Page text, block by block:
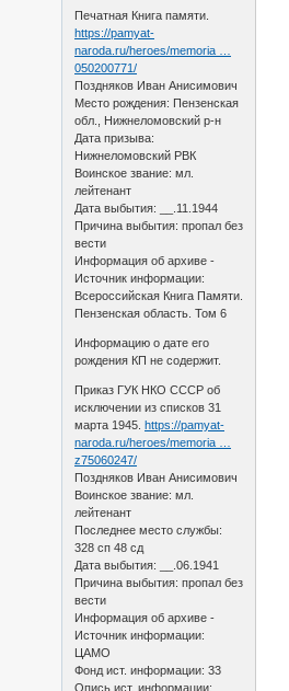
Печатная Книга памяти.
https://pamyat-
naroda.ru/heroes/memoria …
050200771/
Поздняков Иван Анисимович
Место рождения: Пензенская
обл., Нижнеломовский р-н
Дата призыва:
Нижнеломовский РВК
Воинское звание: мл.
лейтенант
Дата выбытия: __.11.1944
Причина выбытия: пропал без
вести
Информация об архиве -
Источник информации:
Всероссийская Книга Памяти.
Пензенская область. Том 6
Информацию о дате его
рождения КП не содержит.
Приказ ГУК НКО СССР об
исключении из списков 31
марта 1945.https://pamyat-
naroda.ru/heroes/memoria …
z75060247/
Поздняков Иван Анисимович
Воинское звание: мл.
лейтенант
Последнее место службы:
328 сп 48 сд
Дата выбытия: __.06.1941
Причина выбытия: пропал без
вести
Информация об архиве -
Источник информации:
ЦАМО
Фонд ист. информации: 33
Опись ист. информации: